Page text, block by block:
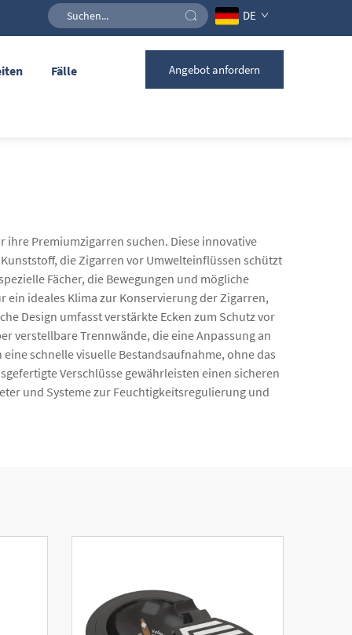
DE
Fälle Angebot anfordern
Premiumzigarren suchen. Diese innovative
die Zigarren vor Umwelteinflüssen schützt
Fächer, die Bewegungen und mögliche
ideales Klima zur Konservierung der Zigarren,
Design umfasst verstärkte Ecken zum Schutz vor
verstellbare Trennwände, die eine Anpassung an
schnelle visuelle Bestandsaufnahme, ohne das
Verschlüsse gewährleisten einen sicheren
und Systeme zur Feuchtigkeitsregulierung und